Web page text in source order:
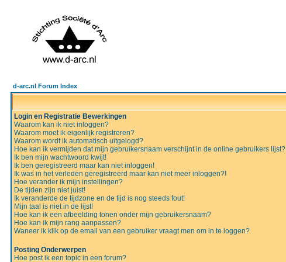
d-arc.nl Forum Index
Login en Registratie Bewerkingen
Waarom kan ik niet inloggen?
Waarom moet ik eigenlijk registreren?
Waarom wordt ik automatisch uitgelogd?
Hoe kan ik vermijden dat mijn gebruikersnaam verschijnt in de online gebruikers lijst?
Ik ben mijn wachtwoord kwijt!
Ik ben geregistreerd maar kan niet inloggen!
Ik was in het verleden geregistreerd maar kan niet meer inloggen?!
Hoe verander ik mijn instellingen?
De tijden zijn niet juist!
Ik veranderde de tijdzone en de tijd is nog steeds fout!
Mijn taal is niet in de lijst!
Hoe kan ik een afbeelding tonen onder mijn gebruikersnaam?
Hoe kan ik mijn rang aanpassen?
Waneer ik klik op de email van een gebruiker vraagt men om in te loggen?
Posting Onderwerpen
Hoe post ik een topic in een forum?